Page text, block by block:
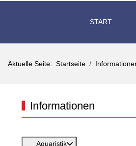
START
Aktuelle Seite: Startseite
Informationen
Aquaristik